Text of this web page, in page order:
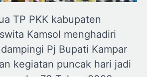
TP PKK kabupaten
Kamsol menghadiri
Pj Bupati Kampar
kegiatan puncak hari jadi